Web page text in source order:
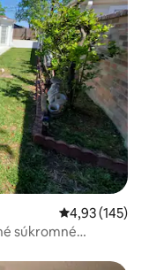
Priemerné
4,93 (145)
súkromné